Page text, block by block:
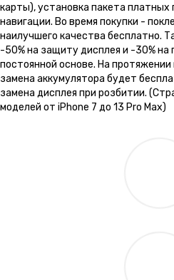
карты), установка пакета
навигации. Во время покупки -
наилучшего качества бесплатно.
-50% на защиту дисплея и -30% на
постоянной основе. На протяжении
замена аккумулятора будет
замена дисплея при розбитии.
моделей от iPhone 7 до 13 Pro Max)